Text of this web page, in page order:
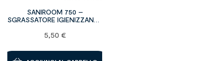
SANIROOM 750 –
SGRASSATORE IGIENIZZANTE
750 ml
5,50 €